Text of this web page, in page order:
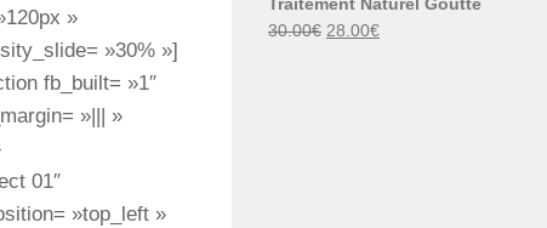
»
»30% »]
fb_built= »1″
»||| »
01″
»top_left »
30.00€ Le
28.00€Le